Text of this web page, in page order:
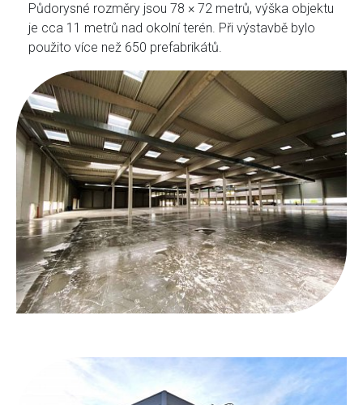
Půdorysné rozměry jsou 78 × 72 metrů, výška objektu
je cca 11 metrů nad okolní terén. Při výstavbě bylo
použito více než 650 prefabrikátů.